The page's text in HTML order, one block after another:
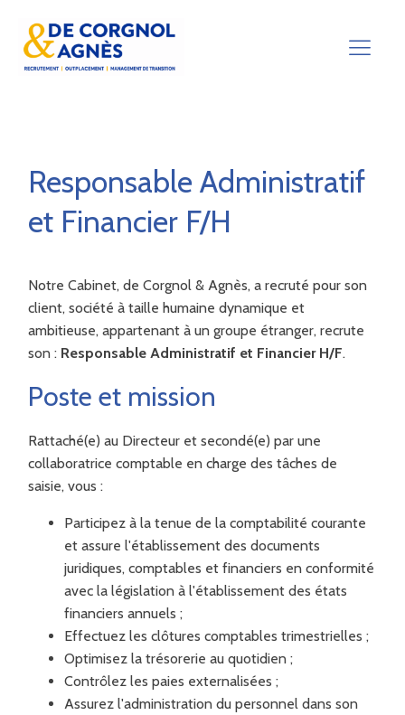
Responsable Administratif
et Financier F/H
Notre Cabinet, de Corgnol & Agnès, a recruté pour son
client, société à taille humaine dynamique et
ambitieuse, appartenant à un groupe étranger, recrute
son : Responsable Administratif et Financier H/F.
Poste et mission
Rattaché(e) au Directeur et secondé(e) par une
collaboratrice comptable en charge des tâches de
saisie, vous :
Participez à la tenue de la comptabilité courante
et assure l'établissement des documents
juridiques, comptables et financiers en conformité
avec la législation à l'établissement des états
financiers annuels ;
Effectuez les clôtures comptables trimestrielles ;
Optimisez la trésorerie au quotidien ;
Contrôlez les paies externalisées ;
Assurez l'administration du personnel dans son